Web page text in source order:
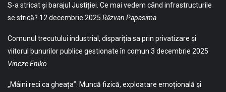
S-a stricat și barajul Justiției. Ce mai vedem când infrastructurile
se strică? 12 decembrie 2025 Răzvan Papasima
Comunul trecutului industrial, dispariția sa prin privatizare și
viitorul bunurilor publice gestionate în comun 3 decembrie 2025
Vincze Enikö
„Mâini reci ca gheața”: Muncă fizică, exploatare emoțională și